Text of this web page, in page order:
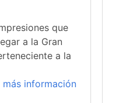
que
a la Gran
a la
más información